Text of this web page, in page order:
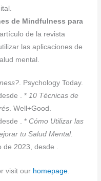
de Mindfulness para
de la revista
las aplicaciones de
mental.
. Psychology Today.
. *10 Técnicas de
. Well+Good.
. * Cómo Utilizar las
tu Salud Mental.
de 2023, desde .
visit our homepage.